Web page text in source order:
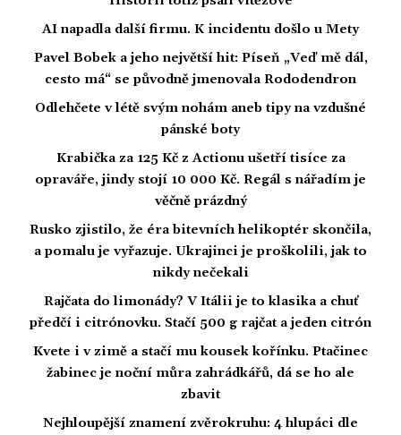
AI napadla další firmu. K incidentu došlo u Mety
Pavel Bobek a jeho největší hit: Píseň „Veď mě dál,
cesto má“ se původně jmenovala Rododendron
Odlehčete v létě svým nohám aneb tipy na vzdušné
pánské boty
Krabička za 125 Kč z Actionu ušetří tisíce za
opraváře, jindy stojí 10 000 Kč. Regál s nářadím je
věčně prázdný
Rusko zjistilo, že éra bitevních helikoptér skončila,
a pomalu je vyřazuje. Ukrajinci je proškolili, jak to
nikdy nečekali
Rajčata do limonády? V Itálii je to klasika a chuť
předčí i citrónovku. Stačí 500 g rajčat a jeden citrón
Kvete i v zimě a stačí mu kousek kořínku. Ptačinec
žabinec je noční můra zahrádkářů, dá se ho ale
zbavit
Nejhloupější znamení zvěrokruhu: 4 hlupáci dle